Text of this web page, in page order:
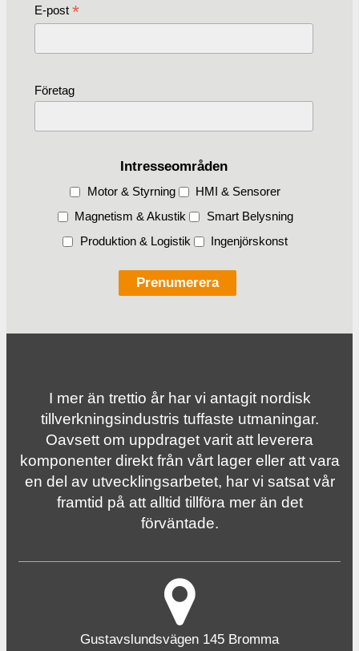
E-post *
Företag
Intresseområden
Motor & Styrning
HMI & Sensorer
Magnetism & Akustik
Smart Belysning
Produktion & Logistik
Ingenjörskonst
I mer än trettio år har vi antagit nordisk
tillverknings­industris tuffaste utmaningar.
Oavsett om uppdraget varit att leverera
komponenter direkt från vårt lager eller att vara
en del av utvecklingsarbetet, har vi satsat vår
framtid på att alltid tillföra mer än det
förväntade.
Gustavslundsvägen 145 Bromma